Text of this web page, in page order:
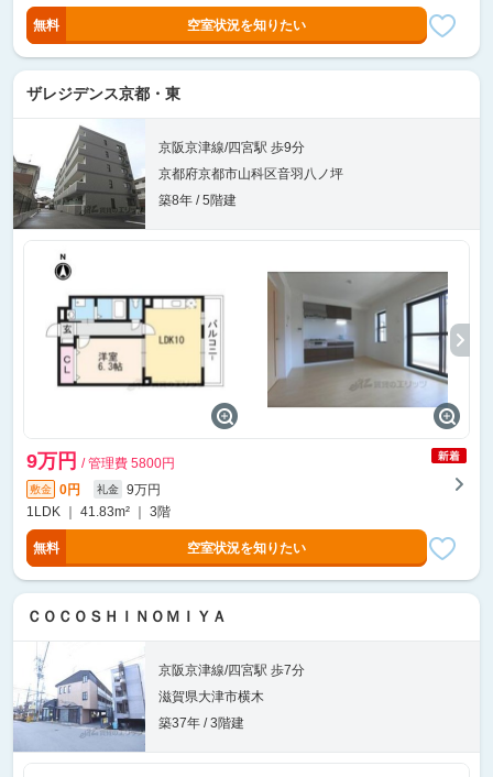
無料 空室状況を知りたい
ザレジデンス京都・東
京阪京津線/四宮駅 歩9分
京都府京都市山科区音羽八ノ坪
築8年 / 5階建
9万円 / 管理費 5800円
敷金 0円 礼金
9万円
1LDK ｜ 41.83m² ｜ 3階
無料 空室状況を知りたい
ＣＯＣＯＳＨＩＮＯＭＩＹＡ
京阪京津線/四宮駅 歩7分
滋賀県大津市横木
築37年 / 3階建